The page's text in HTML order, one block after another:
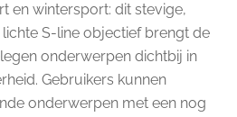
en wintersport: dit stevige,
S-line objectief brengt de
onderwerpen dichtbij in
Gebruikers kunnen
onderwerpen met een nog